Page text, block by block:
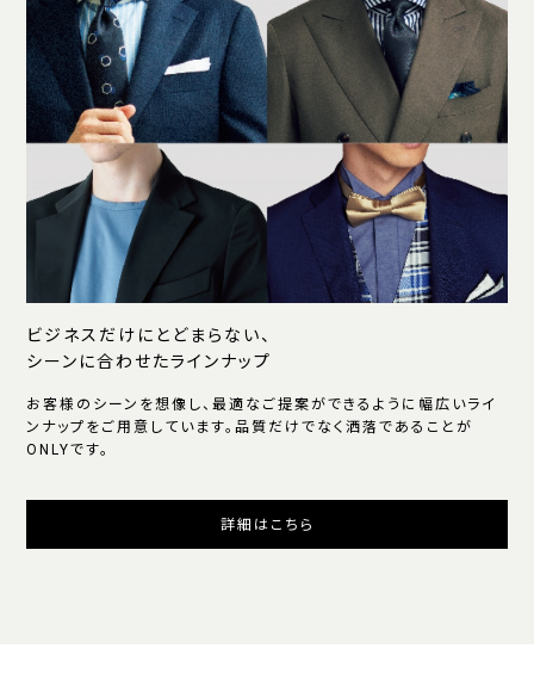
ビジネスだけにとどまらない、
シーンに合わせたラインナップ
お客様のシーンを想像し、最適なご提案ができるように幅広いライ
ンナップをご用意しています。品質だけでなく洒落であることが
ONLYです。
詳細はこちら